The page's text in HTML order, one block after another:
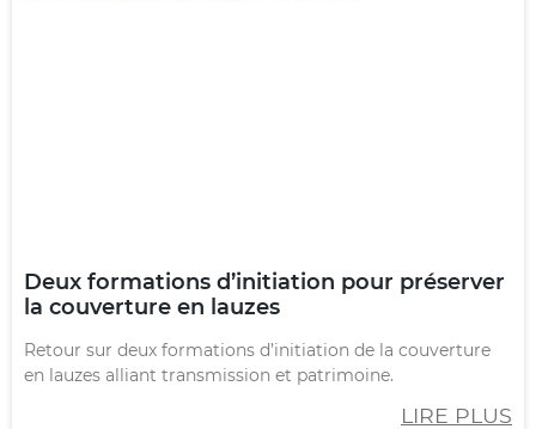
Deux formations d’initiation pour préserver
la couverture en lauzes​
Retour sur deux formations d’initiation de la couverture
en lauzes alliant transmission et patrimoine.
LIRE PLUS